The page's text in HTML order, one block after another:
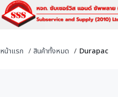
หน้าแรก สินค้าทั้งหมด Durapac